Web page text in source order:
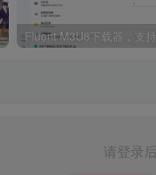
Fluent M3U8下载器，支
请登录